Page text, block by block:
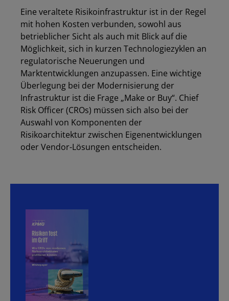
Eine veraltete Risikoinfrastruktur ist in der Regel
mit hohen Kosten verbunden, sowohl aus
betrieblicher Sicht als auch mit Blick auf die
Möglichkeit, sich in kurzen Technologiezyklen an
regulatorische Neuerungen und
Marktentwicklungen anzupassen. Eine wichtige
Überlegung bei der Modernisierung der
Infrastruktur ist die Frage „Make or Buy“. Chief
Risk Officer (CROs) müssen sich also bei der
Auswahl von Komponenten der
Risikoarchitektur zwischen Eigenentwicklungen
oder Vendor-Lösungen entscheiden.